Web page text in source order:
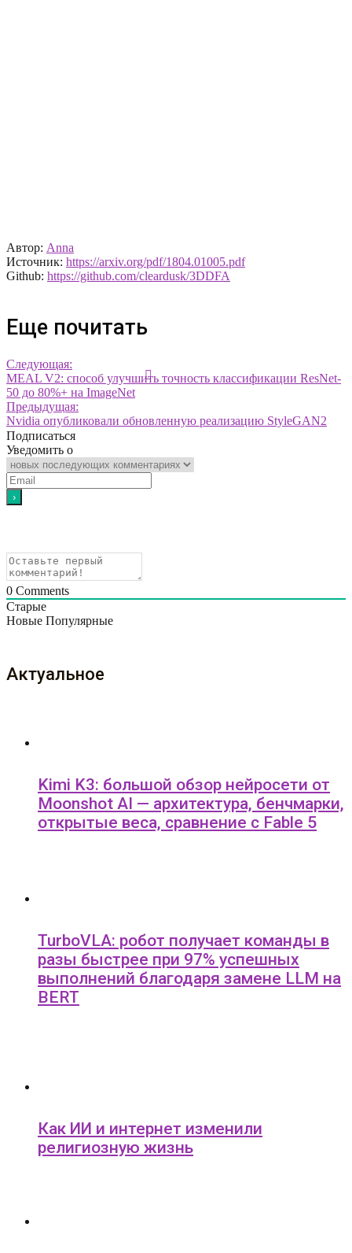
Автор: Anna
Источник: https://arxiv.org/pdf/1804.01005.pdf
Github: https://github.com/cleardusk/3DDFA
Еще почитать
Следующая:
MEAL V2: способ улучшить точность классификации ResNet-
50 до 80%+ на ImageNet
Предыдущая:
Nvidia опубликовали обновленную реализацию StyleGAN2
Подписаться
Уведомить о
0 Comments
Старые
Новые Популярные
Актуальное
Kimi K3: большой обзор нейросети от
Moonshot AI — архитектура, бенчмарки,
открытые веса, сравнение с Fable 5
TurboVLA: робот получает команды в
разы быстрее при 97% успешных
выполнений благодаря замене LLM на
BERT
Как ИИ и интернет изменили
религиозную жизнь